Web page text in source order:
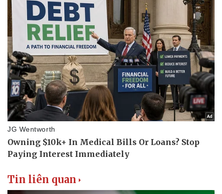
Tin liên quan